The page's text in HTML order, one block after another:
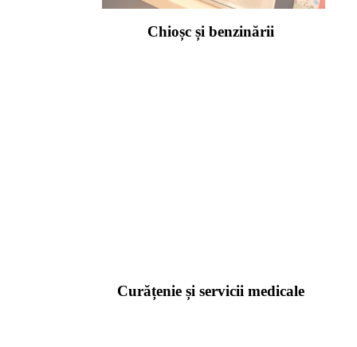
Chioșc și benzinării
Curățenie și servicii medicale